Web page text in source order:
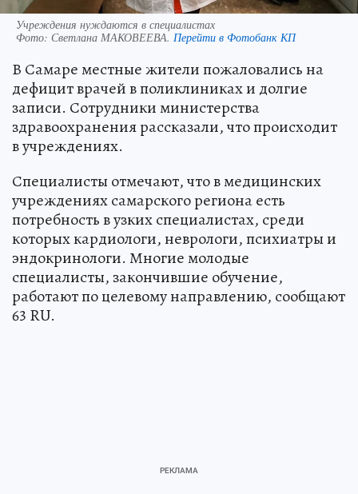
Учреждения нуждаются в специалистах
Фото: Светлана МАКОВЕЕВА. Перейти в Фотобанк КП
В Самаре местные жители пожаловались на
дефицит врачей в поликлиниках и долгие
записи. Сотрудники министерства
здравоохранения рассказали, что происходит
в учреждениях.
Специалисты отмечают, что в медицинских
учреждениях самарского региона есть
потребность в узких специалистах, среди
которых кардиологи, неврологи, психиатры и
эндокринологи. Многие молодые
специалисты, закончившие обучение,
работают по целевому направлению, сообщают
63 RU.